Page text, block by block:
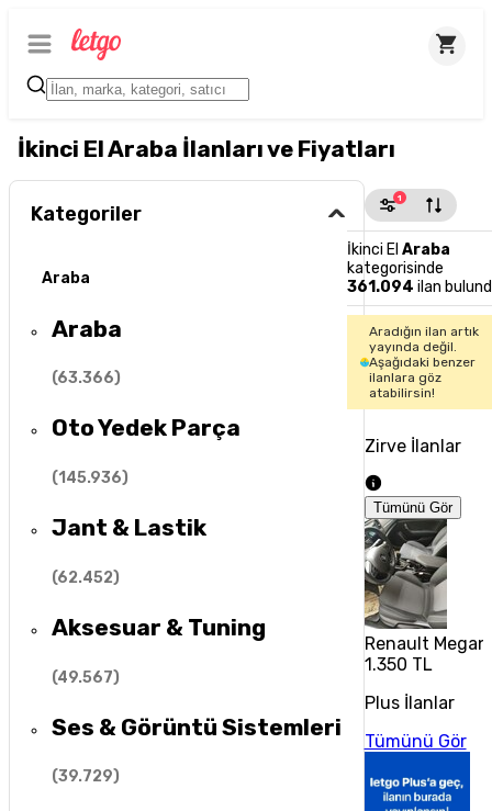
İkinci El Araba İlanları ve Fiyatları
Kategoriler
Araba
Araba
(63.366)
Oto Yedek Parça
(145.936)
Jant & Lastik
(62.452)
Aksesuar & Tuning
(49.567)
Ses & Görüntü Sistemleri
(39.729)
1
İkinci El Araba
kategorisinde
361.094 ilan
Aradığın ilan artık
yayında değil.
Aşağıdaki benzer
ilanlara göz
atabilirsin!
Zirve İlanlar
Tümünü Gör
Renault
1.350 TL
Plus İlanlar
Tümünü Gör